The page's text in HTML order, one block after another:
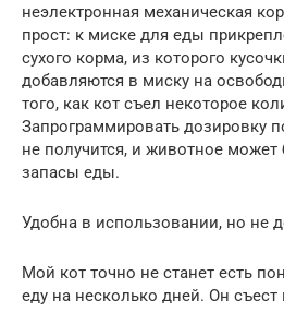
неэлектронная механическая
прост: к миске для еды
сухого корма, из которого
добавляются в миску на
того, как кот съел некоторое
Запрограммировать дозировку
не получится, и животное может
запасы еды.
Удобна в использовании, но не
Мой кот точно не станет есть
еду на несколько дней. Он съест